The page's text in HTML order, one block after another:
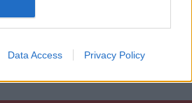
Data Access Privacy Policy